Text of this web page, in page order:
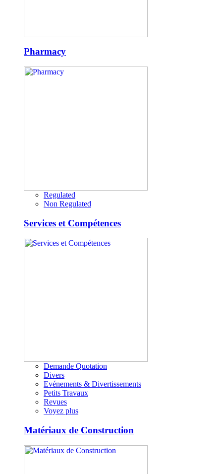
Pharmacy
Regulated
Non Regulated
Services et Compétences
Demande Quotation
Divers
Evénements & Divertissements
Petits Travaux
Revues
Voyez plus
Matériaux de Construction